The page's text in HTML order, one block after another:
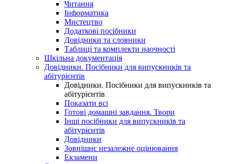
Читання
Інформатика
Мистецтво
Додаткові посібники
Довідники та словники
Таблиці та комплекти наочності
Шкільна документація
Довідники. Посібники для випускників та
абітурієнтів
Довідники. Посібники для випускників та
абітурієнтів
Показати всі
Готові домашні завдання. Твори
Інші посібники для випускників та
абітурієнтів
Довідники
Зовнішнє незалежне оцінювання
Екзамени